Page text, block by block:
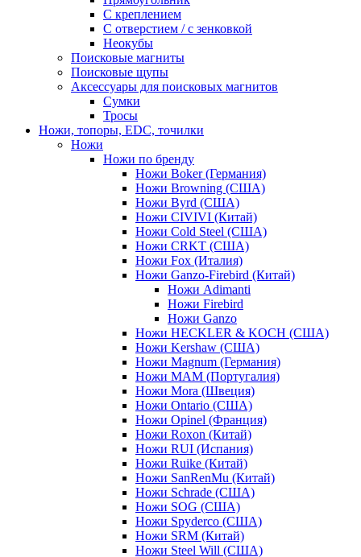
С креплением
С отверстием / с зенковкой
Неокубы
Поисковые магниты
Поисковые щупы
Аксессуары для поисковых магнитов
Сумки
Тросы
Ножи, топоры, EDC, точилки
Ножи
Ножи по бренду
Ножи Boker (Германия)
Ножи Browning (США)
Ножи Byrd (США)
Ножи CIVIVI (Китай)
Ножи Cold Steel (США)
Ножи CRKT (США)
Ножи Fox (Италия)
Ножи Ganzo-Firebird (Китай)
Ножи Adimanti
Ножи Firebird
Ножи Ganzo
Ножи HECKLER & KOCH (США)
Ножи Kershaw (США)
Ножи Magnum (Германия)
Ножи MAM (Португалия)
Ножи Mora (Швеция)
Ножи Ontario (США)
Ножи Opinel (Франция)
Ножи Roxon (Китай)
Ножи RUI (Испания)
Ножи Ruike (Китай)
Ножи SanRenMu (Китай)
Ножи Schrade (США)
Ножи SOG (США)
Ножи Spyderco (США)
Ножи SRM (Китай)
Ножи Steel Will (США)